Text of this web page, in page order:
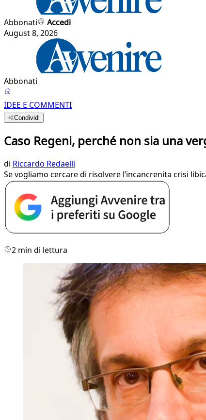
Abbonati
Accedi
August 8, 2026
Abbonati
IDEE E COMMENTI
Condividi
Caso Regeni, perché non sia una
di Riccardo Redaelli
Se vogliamo cercare di risolvere l’incancrenita crisi
2 min di lettura